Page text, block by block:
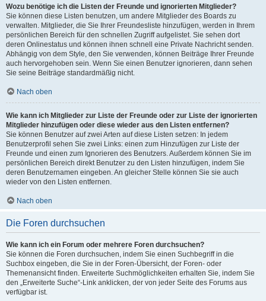
Wozu benötige ich die Listen der Freunde und ignorierten Mitglieder?
Sie können diese Listen benutzen, um andere Mitglieder des Boards zu
verwalten. Mitglieder, die Sie Ihrer Freundesliste hinzufügen, werden in Ihrem
persönlichen Bereich für den schnellen Zugriff aufgelistet. Sie sehen dort
deren Onlinestatus und können ihnen schnell eine Private Nachricht senden.
Abhängig von dem Style, den Sie verwenden, können Beiträge Ihrer Freunde
auch hervorgehoben sein. Wenn Sie einen Benutzer ignorieren, dann sehen
Sie seine Beiträge standardmäßig nicht.
Nach oben
Wie kann ich Mitglieder zur Liste der Freunde oder zur Liste der ignorierten
Mitglieder hinzufügen oder diese wieder aus den Listen entfernen?
Sie können Benutzer auf zwei Arten auf diese Listen setzen: In jedem
Benutzerprofil sehen Sie zwei Links: einen zum Hinzufügen zur Liste der
Freunde und einen zum Ignorieren des Benutzers. Außerdem können Sie im
persönlichen Bereich direkt Benutzer zu den Listen hinzufügen, indem Sie
deren Benutzernamen eingeben. An gleicher Stelle können Sie sie auch
wieder von den Listen entfernen.
Nach oben
Die Foren durchsuchen
Wie kann ich ein Forum oder mehrere Foren durchsuchen?
Sie können die Foren durchsuchen, indem Sie einen Suchbegriff in die
Suchbox eingeben, die Sie in der Foren-Übersicht, der Foren- oder
Themenansicht finden. Erweiterte Suchmöglichkeiten erhalten Sie, indem Sie
den „Erweiterte Suche“-Link anklicken, der von jeder Seite des Forums aus
verfügbar ist.